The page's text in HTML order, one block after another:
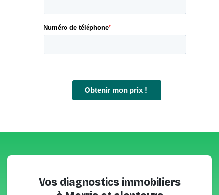
Vos diagnostics immobiliers